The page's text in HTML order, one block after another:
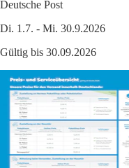
Deutsche Post
Di. 1.7. - Mi. 30.9.2026
Gültig bis 30.09.2026